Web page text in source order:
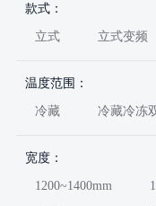
款式：
立式 立式变频
温度范围：
冷藏 冷藏冷冻
宽度：
1200~1400mm